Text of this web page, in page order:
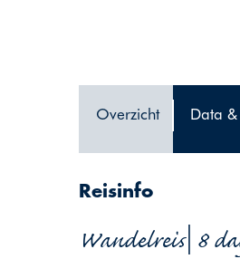
Overzicht Data &
Reisinfo
Wandelreis| 8